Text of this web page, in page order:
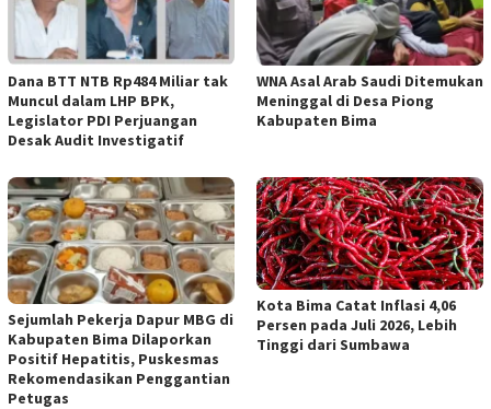
Dana BTT NTB Rp484 Miliar tak
Muncul dalam LHP BPK,
Legislator PDI Perjuangan
Desak Audit Investigatif
WNA Asal Arab Saudi Ditemukan
Meninggal di Desa Piong
Kabupaten Bima
Sejumlah Pekerja Dapur MBG di
Kabupaten Bima Dilaporkan
Positif Hepatitis, Puskesmas
Rekomendasikan Penggantian
Petugas
Kota Bima Catat Inflasi 4,06
Persen pada Juli 2026, Lebih
Tinggi dari Sumbawa